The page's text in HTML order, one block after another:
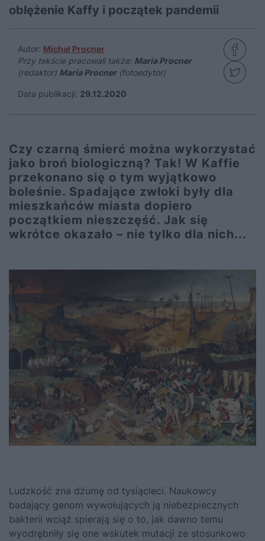
oblężenie Kaffy i początek pandemii
Autor: Michał Procner
Przy tekście pracowali także: Maria Procner
(redaktor) Maria Procner(fotoedytor)
Data publikacji: 29.12.2020
Czy czarną śmierć można wykorzystać
jako broń biologiczną? Tak! W Kaffie
przekonano się o tym wyjątkowo
boleśnie. Spadające zwłoki były dla
mieszkańców miasta dopiero
początkiem nieszczęść. Jak się
wkrótce okazało – nie tylko dla nich...
Ludzkość zna dżumę od tysiącleci. Naukowcy
badający genom wywołujących ją niebezpiecznych
bakterii wciąż spierają się o to, jak dawno temu
wyodrębniły się one wskutek mutacji ze stosunkowo